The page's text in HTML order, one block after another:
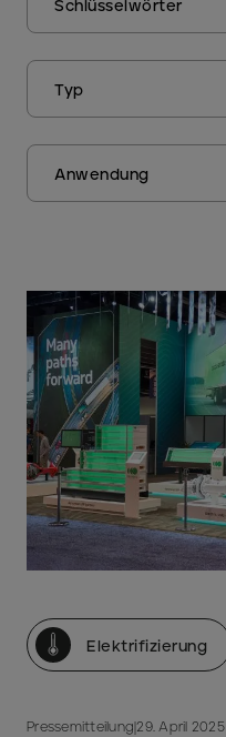
Schlüsselwörter
Anwendung
Elektrifizierung
Pressemitteilung|29. April 2025